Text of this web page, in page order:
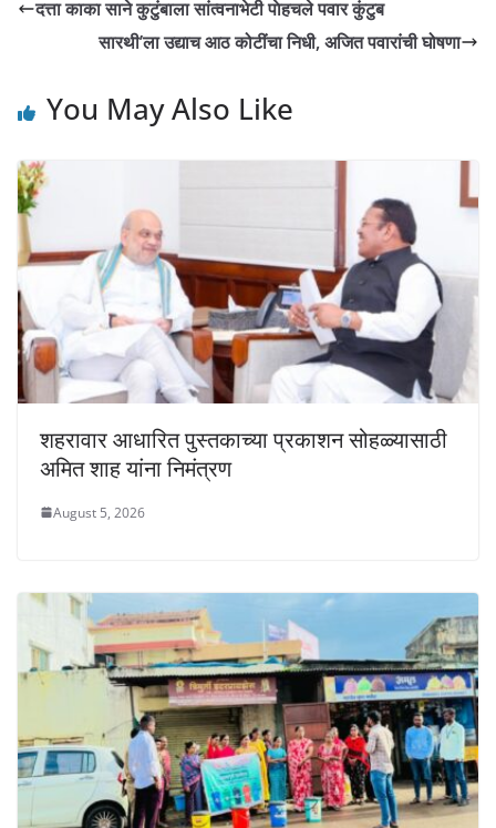
A
p
b
o
n
er
Li
k
दत्ता काका साने कुटुंबाला सांत्वनाभेटी पाेहचले पवार कुंटुब
सारथी’ला उद्याच आठ कोटींचा निधी, अजित पवारांची घोषणा
You May Also Like
शहरावार आधारित पुस्तकाच्या प्रकाशन सोहळ्यासाठी
अमित शाह यांना निमंत्रण
August 5, 2026